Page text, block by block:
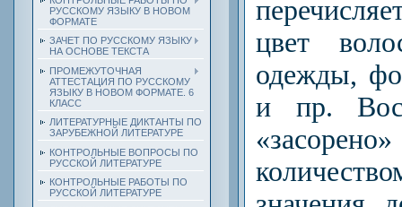
РУССКОМУ ЯЗЫКУ В НОВОМ
ФОРМАТЕ
ЗАЧЕТ ПО РУССКОМУ ЯЗЫКУ
НА ОСНОВЕ ТЕКСТА
ПРОМЕЖУТОЧНАЯ
АТТЕСТАЦИЯ ПО РУССКОМУ
ЯЗЫКУ В НОВОМ ФОРМАТЕ. 6
КЛАСС
ЛИТЕРАТУРНЫЕ ДИКТАНТЫ ПО
ЗАРУБЕЖНОЙ ЛИТЕРАТУРЕ
КОНТРОЛЬНЫЕ ВОПРОСЫ ПО
РУССКОЙ ЛИТЕРАТУРЕ
КОНТРОЛЬНЫЕ РАБОТЫ ПО
РУССКОЙ ЛИТЕРАТУРЕ
цвет
одежды,
и пр.